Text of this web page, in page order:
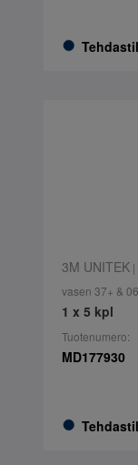
3M UNITEK|
vasen 37+ &
1 x 5 kpl
Tuotenumero:
MD177930